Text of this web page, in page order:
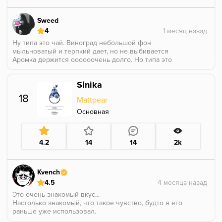
Sweed
4
Ну типа это чай. Виноград небольшой фон
мыльноватый и терпкий дает, но не выбивается
Аромка держится оооооочень долго. Но типа это
вкус, а по факту черный чай
Это не ужасно, но скучновато. Для того чтобы
отдохнуть от криков ярких ароматов, подойдет
18
Sinika
Mattpear
Основная
4.2 14 14 2k
Kvench
4.5
Это очень знакомый вкус...
Настолько знакомый, что такое чувство, будто я его
раньше уже использовал.